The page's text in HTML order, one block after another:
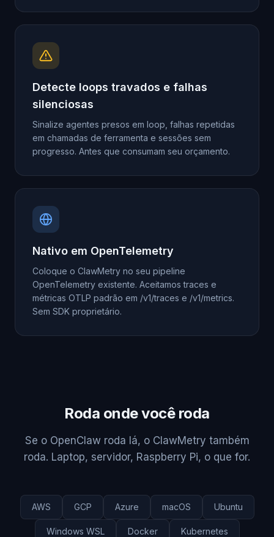
Detecte loops travados e falhas
silenciosas
Sinalize agentes presos em loop, falhas repetidas
em chamadas de ferramenta e sessões sem
progresso. Antes que consumam seu orçamento.
Nativo em OpenTelemetry
Coloque o ClawMetry no seu pipeline
OpenTelemetry existente. Aceitamos traces e
métricas OTLP padrão em /v1/traces e /v1/metrics.
Sem SDK proprietário.
Roda onde você roda
Se o OpenClaw roda lá, o ClawMetry também
roda. Laptop, servidor, Raspberry Pi, o que for.
AWS GCP Azure macOS Ubuntu
Windows WSL Docker Kubernetes